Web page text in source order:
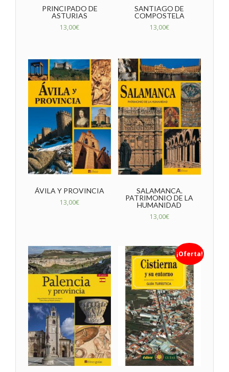
PRINCIPADO DE
ASTURIAS
13,00€
SANTIAGO DE
COMPOSTELA
13,00€
ÁVILA Y PROVINCIA
13,00€
SALAMANCA.
PATRIMONIO DE LA
HUMANIDAD
13,00€
¡Oferta!